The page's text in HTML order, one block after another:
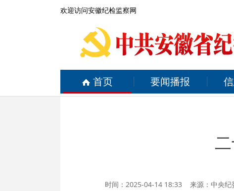
欢迎访问安徽纪检监察网
首页 要闻播报
时间：2025-04-14 18:33 来源： 中央纪